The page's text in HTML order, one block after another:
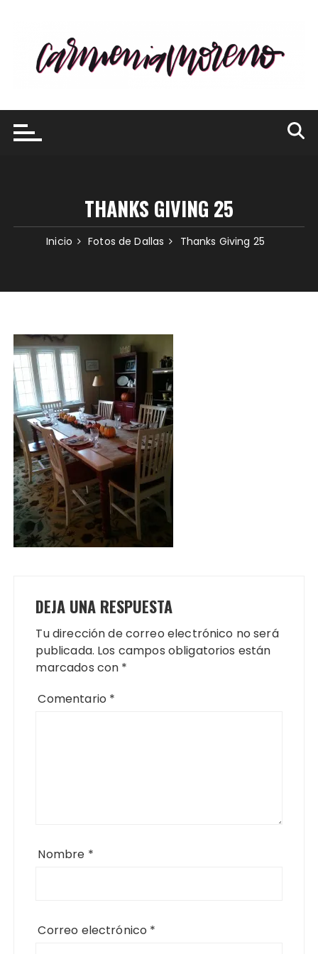
contenido
THANKS GIVING 25
Inicio Fotos de Dallas Thanks Giving 25
DEJA UNA RESPUESTA
Tu dirección de correo electrónico no será
publicada. Los campos obligatorios están
marcados con *
Comentario *
Nombre *
Correo electrónico *